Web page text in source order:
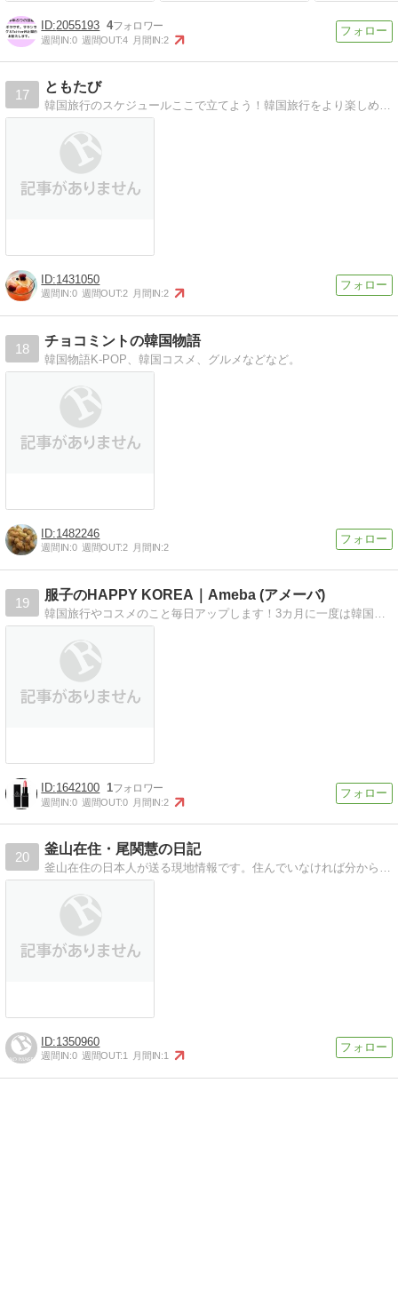
2055193 4
週間IN:0 週間OUT:4 月間IN:2
17
ともたび
1431050
週間IN:0 週間OUT:2 月間IN:2
18
チョコミントの韓国物語
韓国物語K-POP、韓国コスメ、グルメなどなど。
1482246
週間IN:0 週間OUT:2 月間IN:2
19
服子のHAPPY KOREA｜Ameba (アメーバ)
1642100 1
週間IN:0 週間OUT:0 月間IN:2
20
釜山在住・尾関慧の日記
1350960
週間IN:0 週間OUT:1 月間IN:1